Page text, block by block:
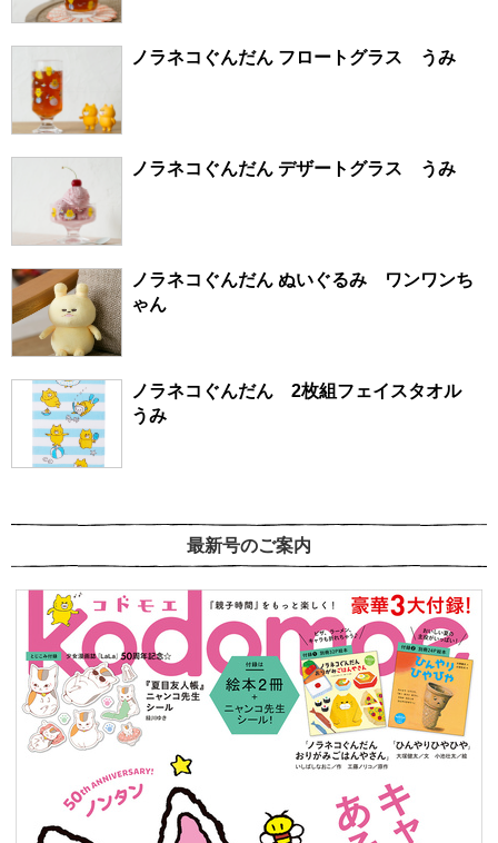
ノラネコぐんだん フロートグラス うみ
ノラネコぐんだん デザートグラス うみ
ノラネコぐんだん ぬいぐるみ ワンワンち
ゃん
ノラネコぐんだん 2枚組フェイスタオル
うみ
最新号のご案内